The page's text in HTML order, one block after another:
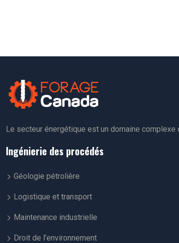
Le secteur énergétique est un domaine
Ingénierie des procédés
Géologie pétrolière
Logistique et transport
Maintenance industrielle
Droit de l’environnement